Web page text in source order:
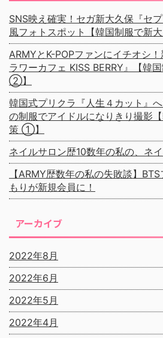
SNS映え確実！セガ新大久保『セ
風フォトスポット【韓国制服で新
ARMYとK-POPファンにイチオシ
ラワーカフェ KISS BERRY』【韓
②】
韓国式プリクラ『人生４カット』
の制服でアイドルになりきり撮影
策 ①】
ネイルサロン歴10数年の私の、ネ
【ARMY歴数年の私の失敗談】
もりが新規会員に！
アーカイブ
2022年8月
2022年6月
2022年5月
2022年4月